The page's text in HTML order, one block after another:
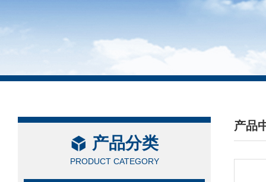
产品分类
PRODUCT CATEGORY
产品
/